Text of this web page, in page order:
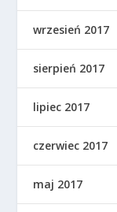
wrzesień 2017
sierpień 2017
lipiec 2017
czerwiec 2017
maj 2017